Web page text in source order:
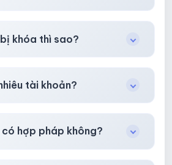
bảo hành hơn là giá rẻ nhất.
khóa thì sao?
hoàn 100%.
tài khoản?
hợp pháp không?